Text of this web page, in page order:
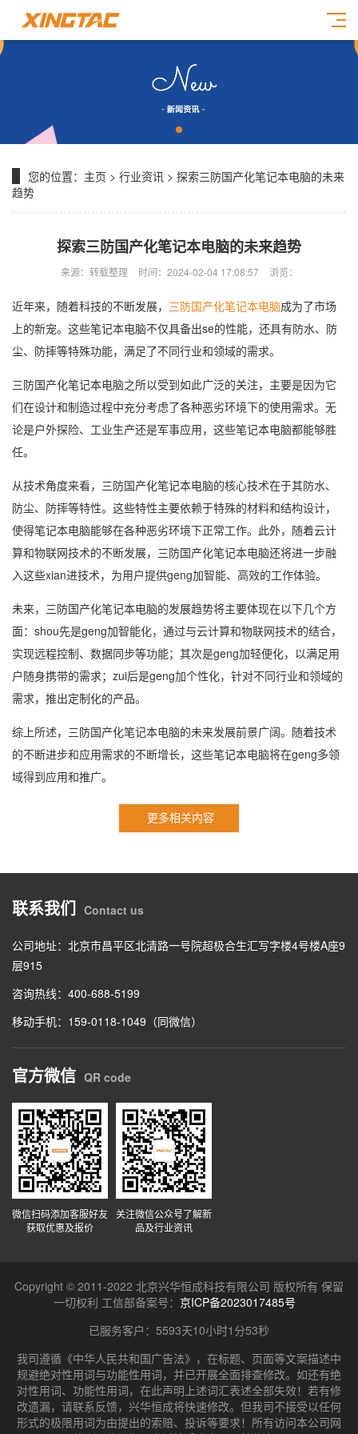
您的位置： 主页 > 行业资讯 > 探索三防国产化笔记本电脑的未来
趋势
探索三防国产化笔记本电脑的未来趋势
来源：转载整理 时间：2024-02-04 17:08:57 浏览：
近年来，随着科技的不断发展， 三防国产化笔记本电脑成为了市场
上的新宠。这些笔记本电脑不仅具备出se的性能，还具有防水、防
尘、防摔等特殊功能，满足了不同行业和领域的需求。
三防国产化笔记本电脑之所以受到如此广泛的关注，主要是因为它
们在设计和制造过程中充分考虑了各种恶劣环境下的使用需求。无
论是户外探险、工业生产还是军事应用，这些笔记本电脑都能够胜
任。
从技术角度来看，三防国产化笔记本电脑的核心技术在于其防水、
防尘、防摔等特性。这些特性主要依赖于特殊的材料和结构设计，
使得笔记本电脑能够在各种恶劣环境下正常工作。此外，随着云计
算和物联网技术的不断发展，三防国产化笔记本电脑还将进一步融
入这些xian进技术，为用户提供geng加智能、高效的工作体验。
未来，三防国产化笔记本电脑的发展趋势将主要体现在以下几个方
面：shou先是geng加智能化，通过与云计算和物联网技术的结合，
实现远程控制、数据同步等功能；其次是geng加轻便化，以满足用
户随身携带的需求；zui后是geng加个性化，针对不同行业和领域的
需求，推出定制化的产品。
综上所述，三防国产化笔记本电脑的未来发展前景广阔。随着技术
的不断进步和应用需求的不断增长，这些笔记本电脑将在geng多领
域得到应用和推广。
更多相关内容
联系我们 Contact us
公司地址：北京市昌平区北清路一号院超极合生汇写字楼4号楼A座9
层915
咨询热线：400-688-5199
移动手机：159-0118-1049（同微信）
官方微信 QR code
微信扫码添加客服好友
获取优惠及报价
关注微信公众号了解新
品及行业资讯
Copyright © 2011-2022 北京兴华恒成科技有限公司 版权所有 保留
一切权利 工信部备案号： 京ICP备2023017485号
已服务客户： 5593天10小时1分53秒
我司遵循《中华人民共和国广告法》，在标题、页面等文案描述中
规避绝对性用词与功能性用词，并已开展全面排查修改。如还有绝
对性用词、功能性用词，在此声明上述词汇表述全部失效！若有修
改遗漏，请联系反馈，兴华恒成将快速修改。但我司不接受以任何
形式的极限用词为由提出的索赔、投诉等要求！所有访问本公司网